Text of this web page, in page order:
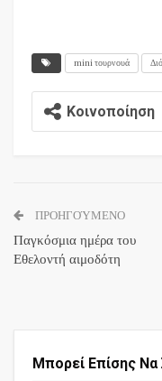
mini τουρνουά
Κοινοποίηση
ΠΡΟΗΓΟΎΜΕΝΟ
Παγκόσμια ημέρα του
Εθελοντή αιμοδότη
Μπορεί Επίσης Να